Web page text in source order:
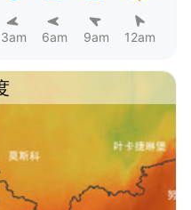
3am 6am 9am 12am